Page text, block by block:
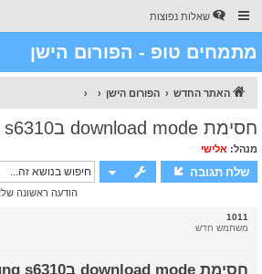
שאלות נפוצות
מתמחים טופ - הפורום הישן
האתר החדש הפורום הישן
חסימת download mode בgalaxy young s6310
מנהל: אלישי
שלח תגובה
הודעה ראשונה
1011
משתמש חדש
חסימת download mode בgalaxy young s6310